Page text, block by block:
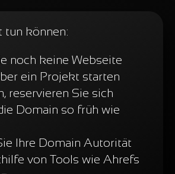
tun können:
noch keine Webseite
ein Projekt starten
reservieren Sie sich
Domain so früh wie
Ihre Domain Autorität
von Tools wie Ahrefs